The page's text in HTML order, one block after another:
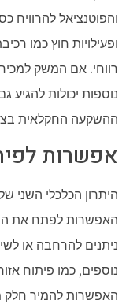
והפוטנציאל להרוויח
ופעילויות חוץ כמו
רווחי. אם המשק
נוספות יכולות להגיע
ההשקעה החקלאית
אפשרות
היתרון הכלכלי השני
האפשרות לפתח את
ניתנים להרחבה או
נוספים, כמו פיתוח
האפשרות להמיר חלק